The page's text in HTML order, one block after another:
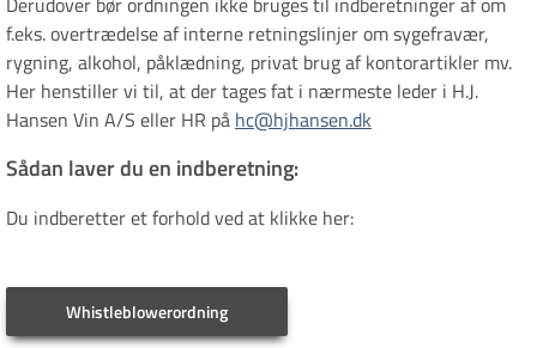
f.eks. overtrædelse af interne retningslinjer om sygefravær,
rygning, alkohol, påklædning, privat brug af kontorartikler mv.
Her henstiller vi til, at der tages fat i nærmeste leder i H.J.
Hansen Vin A/S eller HR på hc@hjhansen.dk
Sådan laver du en indberetning:
Du indberetter et forhold ved at klikke her:
Whistleblowerordning